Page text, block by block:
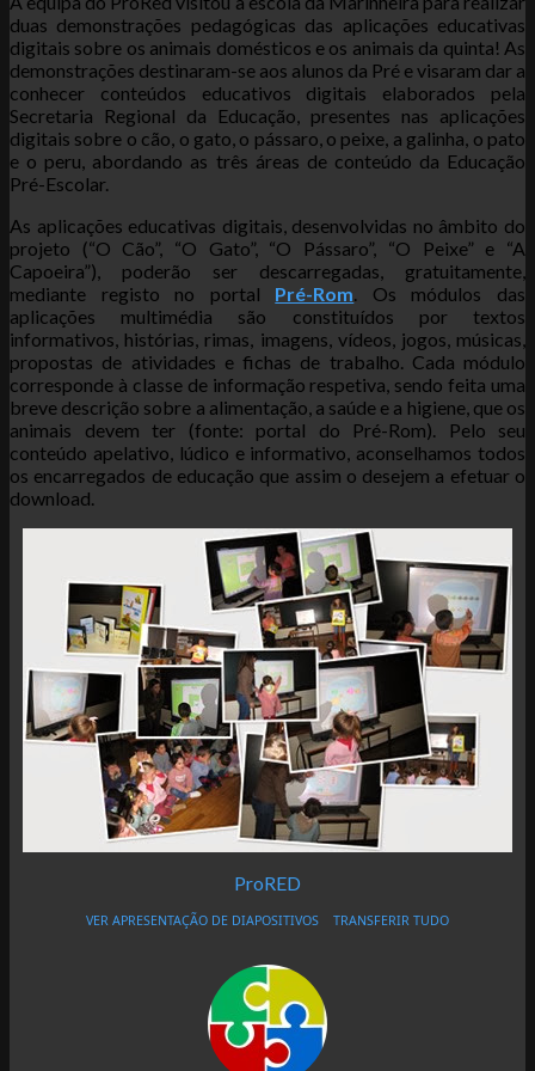
duas demonstrações pedagógicas das aplicações educativas
digitais sobre os animais domésticos e os animais da quinta! As
demonstrações destinaram-se aos alunos da Pré e visaram dar a
conhecer conteúdos educativos digitais elaborados pela
Secretaria Regional da Educação, presentes nas aplicações
digitais sobre o cão, o gato, o pássaro, o peixe, a galinha, o pato
e o peru, abordando as três áreas de conteúdo da Educação
Pré-Escolar.
As aplicações educativas digitais, desenvolvidas no âmbito do
projeto (“O Cão”, “O Gato”, “O Pássaro”, “O Peixe” e “A
Capoeira”), poderão ser descarregadas, gratuitamente,
mediante registo no portal Pré-Rom . Os módulos das
aplicações multimédia são constituídos por textos
informativos, histórias, rimas, imagens, vídeos, jogos, músicas,
propostas de atividades e fichas de trabalho. Cada módulo
corresponde à classe de informação respetiva, sendo feita uma
breve descrição sobre a alimentação, a saúde e a higiene, que os
animais devem ter (fonte: portal do Pré-Rom). Pelo seu
conteúdo apelativo, lúdico e informativo, aconselhamos todos
os encarregados de educação que assim o desejem a efetuar o
download.
ProRED
VER APRESENTAÇÃO DE DIAPOSITIVOS TRANSFERIR TUDO